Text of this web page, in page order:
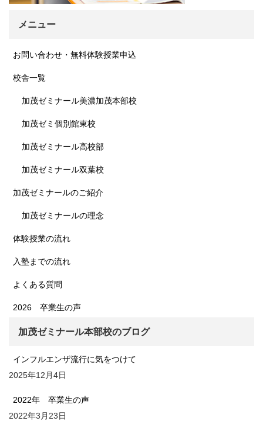
メニュー
お問い合わせ・無料体験授業申込
校舎一覧
加茂ゼミナール美濃加茂本部校
加茂ゼミ個別館東校
加茂ゼミナール高校部
加茂ゼミナール双葉校
加茂ゼミナールのご紹介
加茂ゼミナールの理念
体験授業の流れ
入塾までの流れ
よくある質問
2026 卒業生の声
加茂ゼミナール本部校のブログ
インフルエンザ流行に気をつけて
2025年12月4日
2022年 卒業生の声
2022年3月23日